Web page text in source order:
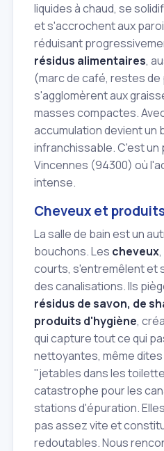
liquides à chaud, se
et s'accrochent aux
réduisant
résidus alimentaires,
(marc de café, restes
s'agglomèrent aux
masses compactes.
accumulation devient un
infranchissable. C'est un
Vincennes (94300) où
intense.
Cheveux et
La salle de bain est un
bouchons. Les cheveux
courts, s'entremêlent et
des canalisations. Ils
résidus de savon, de
produits d'hygiène,
qui capture tout ce qui
nettoyantes, même
"jetables dans les
catastrophe pour les
stations d'épuration.
pas assez vite et
redoutables. Nous